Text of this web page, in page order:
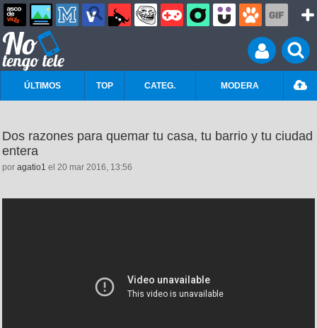
ÚLTIMOS TOP CATEG. MODERA
Dos razones para quemar tu casa, tu barrio y tu ciudad
entera
por agatio1 el 20 mar 2016, 13:56